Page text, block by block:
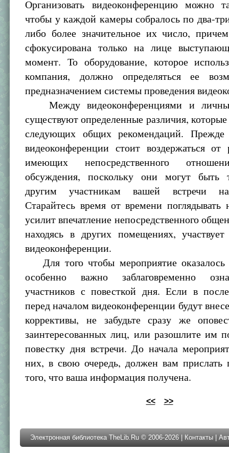
Организовать видеоконференцию можно
чтобы у каждой камеры собралось по два-
либо более значительное их число,
сфокусирована только на лице
момент. То оборудование, которое
компания, должно определяться ее
предназначением системы проведения
Между видеоконференциями и
существуют определенные различия, которые
следующих общих рекомендаций. Прежде
видеоконференции стоит воздержаться от
имеющих непосредственного
обсуждения, поскольку они могут быть
другим участникам вашей встречи
Старайтесь время от времени
усилит впечатление непосредственного
находясь в других помещениях,
видеоконференции.
Для того чтобы мероприятие
особенно важно заблаговременно
участников с повесткой дня. Если в
перед началом видеоконференции будут
коррективы, не забудьте сразу же
заинтересованных лиц, или разошлите им
повестку дня встречи. До начала
них, в свою очередь, должен вам прислать
того, что ваша информация получена.
<< >>
Электронная библиотека TheLib.Ru © 2006-2026 | Контакты |